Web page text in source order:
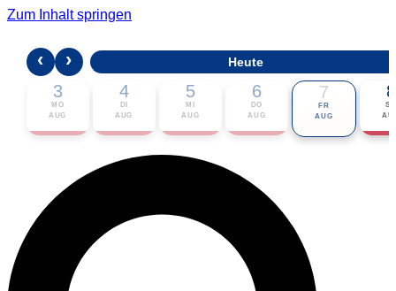
Zum Inhalt springen
🎟 Karten bestellen
‹ › Heute
3
MO
AUG
4
DI
AUG
5
MI
AUG
6
DO
AUG
7
FR
AUG
8
SA